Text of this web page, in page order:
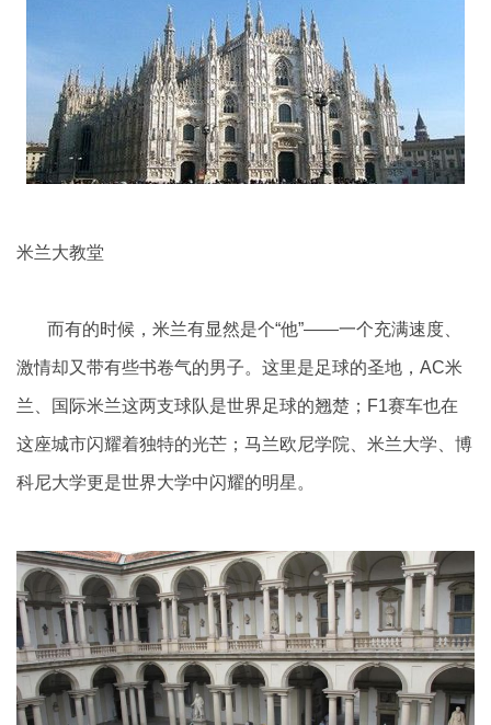
米兰大教堂
而有的时候，米兰有显然是个“他”——一个充满速度、
激情却又带有些书卷气的男子。这里是足球的圣地，AC米
兰、国际米兰这两支球队是世界足球的翘楚；F1赛车也在
这座城市闪耀着独特的光芒；马兰欧尼学院、米兰大学、博
科尼大学更是世界大学中闪耀的明星。